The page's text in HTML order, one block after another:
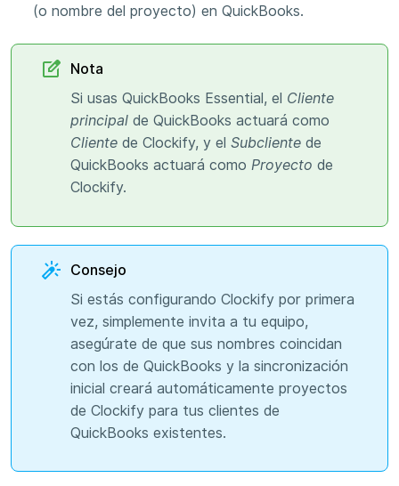
(o nombre del proyecto) en QuickBooks.
Nota
Si usas QuickBooks Essential, el Cliente
principal de QuickBooks actuará como
Cliente de Clockify, y el Subcliente de
QuickBooks actuará como Proyecto de
Clockify.
Consejo
Si estás configurando Clockify por primera
vez, simplemente invita a tu equipo,
asegúrate de que sus nombres coincidan
con los de QuickBooks y la sincronización
inicial creará automáticamente proyectos
de Clockify para tus clientes de
QuickBooks existentes.